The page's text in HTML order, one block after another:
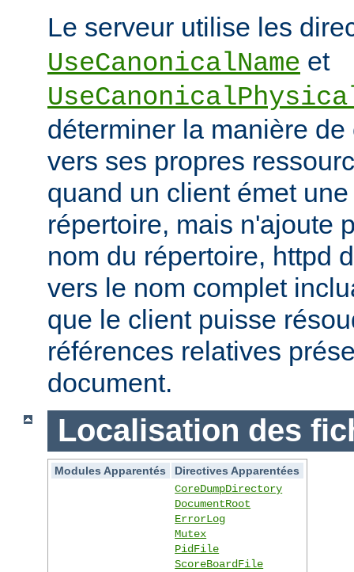
Le serveur utilise les
UseCanonicalName et
déterminer la manière
vers ses propres
quand un client émet
répertoire, mais n'ajoute
nom du répertoire, httpd
vers le nom complet
que le client puisse
références relatives
document.
Localisation des
Modules Apparentés
Directives Apparentées
CoreDumpDirectory
DocumentRoot
ErrorLog
Mutex
PidFile
ScoreBoardFile